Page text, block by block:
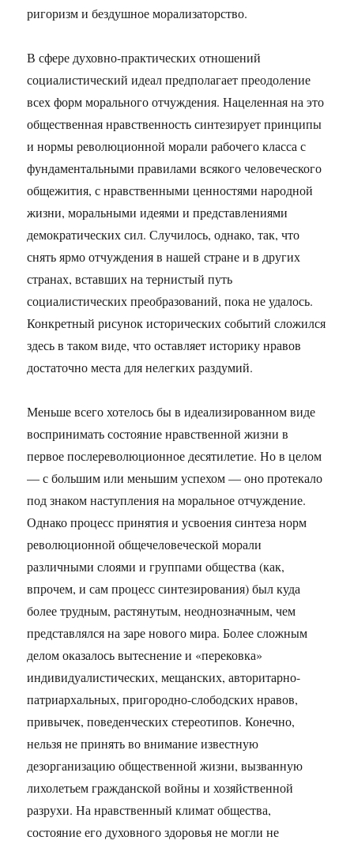
ригоризм и бездушное морализаторство.
В сфере духовно-практических отношений
социалистический идеал предполагает преодоление
всех форм морального отчуждения. Нацеленная на это
общественная нравственность синтезирует принципы
и нормы революционной морали рабочего класса с
фундаментальными правилами всякого человеческого
общежития, с нравственными ценностями народной
жизни, моральными идеями и представлениями
демократических сил. Случилось, однако, так, что
снять ярмо отчуждения в нашей стране и в других
странах, вставших на тернистый путь
социалистических преобразований, пока не удалось.
Конкретный рисунок исторических событий сложился
здесь в таком виде, что оставляет историку нравов
достаточно места для нелегких раздумий.
Меньше всего хотелось бы в идеализированном виде
воспринимать состояние нравственной жизни в
первое послереволюционное десятилетие. Но в целом
— с большим или меньшим успехом — оно протекало
под знаком наступления на моральное отчуждение.
Однако процесс принятия и усвоения синтеза норм
революционной общечеловеческой морали
различными слоями и группами общества (как,
впрочем, и сам процесс синтезирования) был куда
более трудным, растянутым, неоднозначным, чем
представлялся на заре нового мира. Более сложным
делом оказалось вытеснение и «перековка»
индивидуалистических, мещанских, авторитарно-
патриархальных, пригородно-слободских нравов,
привычек, поведенческих стереотипов. Конечно,
нельзя не принять во внимание известную
дезорганизацию общественной жизни, вызванную
лихолетьем гражданской войны и хозяйственной
разрухи. На нравственный климат общества,
состояние его духовного здоровья не могли не